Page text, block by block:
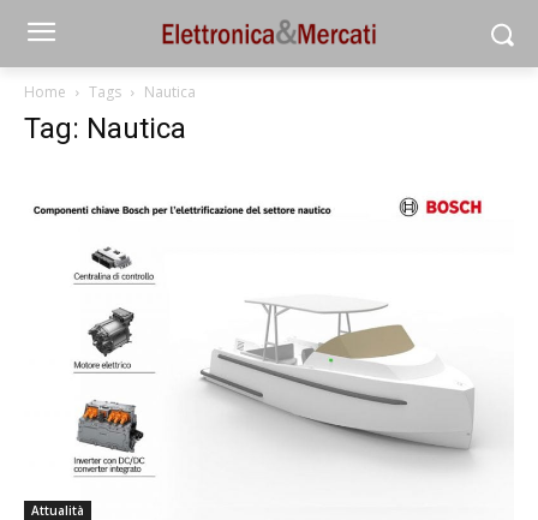
Home Tags Nautica
Tag: Nautica
Attualità